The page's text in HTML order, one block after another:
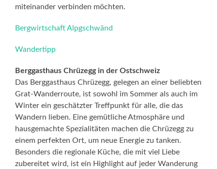
miteinander verbinden möchten.
Bergwirtschaft Alpgschwänd
Wandertipp
Berggasthaus Chrüzegg in der Ostschweiz
Das Berggasthaus Chrüzegg, gelegen an einer beliebten
Grat-Wanderroute, ist sowohl im Sommer als auch im
Winter ein geschätzter Treffpunkt für alle, die das
Wandern lieben. Eine gemütliche Atmosphäre und
hausgemachte Spezialitäten machen die Chrüzegg zu
einem perfekten Ort, um neue Energie zu tanken.
Besonders die regionale Küche, die mit viel Liebe
zubereitet wird, ist ein Highlight auf jeder Wanderung